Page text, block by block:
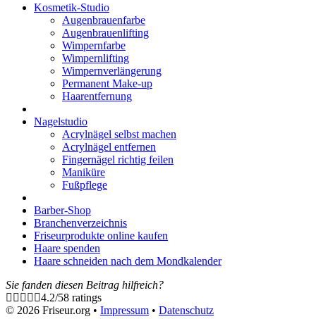
Kosmetik-Studio
Augenbrauenfarbe
Augenbrauenlifting
Wimpernfarbe
Wimpernlifting
Wimpernverlängerung
Permanent Make-up
Haarentfernung
Nagelstudio
Acrylnägel selbst machen
Acrylnägel entfernen
Fingernägel richtig feilen
Maniküre
Fußpflege
Barber-Shop
Branchenverzeichnis
Friseurprodukte online kaufen
Haare spenden
Haare schneiden nach dem Mondkalender
Sie fanden diesen Beitrag hilfreich?
4.2/58 ratings
© 2026 Friseur.org • Impressum • Datenschutz